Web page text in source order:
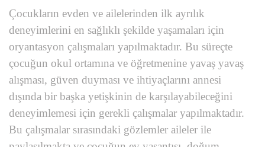
Çocukların evden ve ailelerinden ilk ayrılık
deneyimlerini en sağlıklı şekilde yaşamaları için
oryantasyon çalışmaları yapılmaktadır. Bu süreçte
çocuğun okul ortamına ve öğretmenine yavaş yavaş
alışması, güven duyması ve ihtiyaçlarını annesi
dışında bir başka yetişkinin de karşılayabileceğini
deneyimlemesi için gerekli çalışmalar yapılmaktadır.
Bu çalışmalar sırasındaki gözlemler aileler ile